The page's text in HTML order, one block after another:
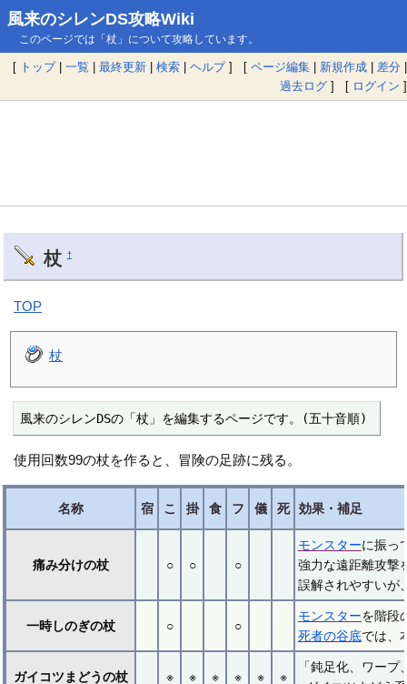
風来のシレンDS攻略Wiki
このページでは「杖」について攻略しています。
[ トップ| 一覧 | 最終更新 | 検索 | ヘルプ] [ ページ編集 | 新規作成 | 差分 |
過去ログ ] [ ログイン ]
杖 †
TOP
杖
風来のシレンDSの「杖」を編集するページです。(五十音順)
使用回数99の杖を作ると、冒険の足跡に残る。
名称 宿 こ 掛 食 フ 儀 死 効果・補足
痛み分けの杖 ○ ○ ○
モンスターに振っ
強力な遠距離攻撃
誤解されやすいが
一時しのぎの杖 ○ ○
モンスターを階段
死者の谷底では、
ガイコツまどうの杖 ※ ※ ※ ※ ※ ※
「鈍足化、ワー